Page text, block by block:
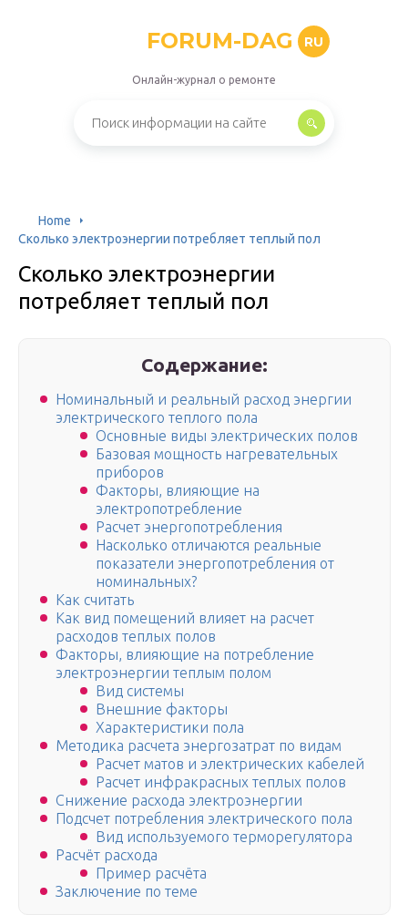
FORUM-DAG RU
Онлайн-журнал о ремонте
Home
Сколько электроэнергии потребляет теплый пол
Сколько электроэнергии
потребляет теплый пол
Содержание:
Номинальный и реальный расход энергии
электрического теплого пола
Основные виды электрических полов
Базовая мощность нагревательных
приборов
Факторы, влияющие на
электропотребление
Расчет энергопотребления
Насколько отличаются реальные
показатели энергопотребления от
номинальных?
Как считать
Как вид помещений влияет на расчет
расходов теплых полов
Факторы, влияющие на потребление
электроэнергии теплым полом
Вид системы
Внешние факторы
Характеристики пола
Методика расчета энергозатрат по видам
Расчет матов и электрических кабелей
Расчет инфракрасных теплых полов
Снижение расхода электроэнергии
Подсчет потребления электрического пола
Вид используемого терморегулятора
Расчёт расхода
Пример расчёта
Заключение по теме